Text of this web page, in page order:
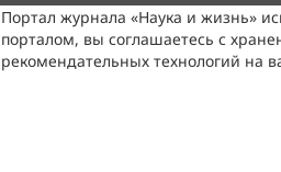
Портал журнала «Наука и жизнь»
порталом, вы соглашаетесь с
рекомендательных технологий на